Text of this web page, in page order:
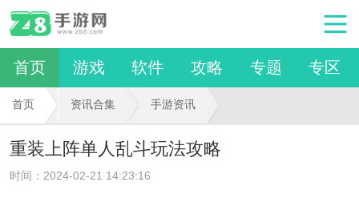
首页 游戏 软件 攻略 专题 专区
首页 资讯合集 手游资讯
重装上阵单人乱斗玩法攻略
时间：2024-02-21 14:23:16